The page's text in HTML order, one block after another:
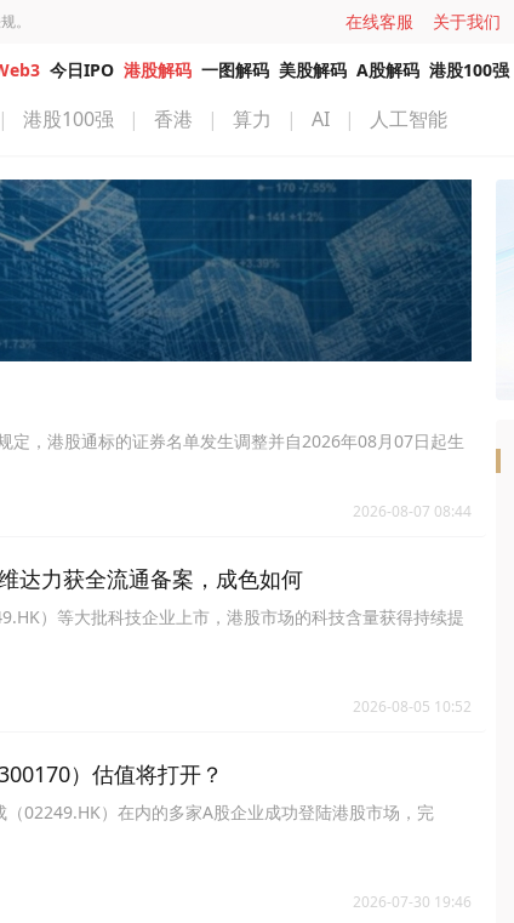
。 在线客服 关于我们
今日IPO 港股解码 一图解码 美股解码 A股解码 港股100强
| 港股100强 | 香港 | 算力 | AI | 人工智能
定，港股通标的证券名单发生调整并自2026年08月07日起生
2026-08-07 08:44
达力获全流通备案，成色如何
）等大批科技企业上市，港股市场的科技含量获得持续提
2026-08-05 10:52
）估值将打开？
02249.HK）在内的多家A股企业成功登陆港股市场，完
2026-07-30 19:46